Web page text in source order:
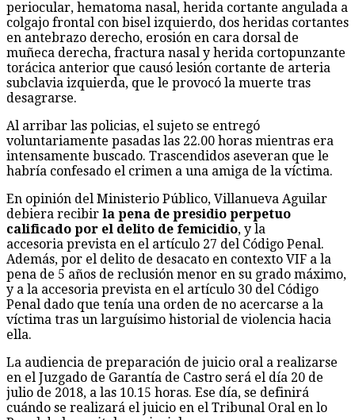
periocular, hematoma nasal, herida cortante angulada a
colgajo frontal con bisel izquierdo, dos heridas cortantes
en antebrazo derecho, erosión en cara dorsal de
muñeca derecha, fractura nasal y herida cortopunzante
torácica anterior que causó lesión cortante de arteria
subclavia izquierda, que le provocó la muerte tras
desagrarse.
Al arribar las policias, el sujeto se entregó
voluntariamente pasadas las 22.00 horas mientras era
intensamente buscado. Trascendidos aseveran que le
habría confesado el crimen a una amiga de la víctima.
En opinión del Ministerio Público, Villanueva Aguilar
debiera recibir la pena de presidio perpetuo
calificado por el delito de femicidio, y la
accesoria prevista en el artículo 27 del Código Penal.
Además, por el delito de desacato en contexto VIF a la
pena de 5 años de reclusión menor en su grado máximo,
y a la accesoria prevista en el artículo 30 del Código
Penal dado que tenía una orden de no acercarse a la
víctima tras un larguísimo historial de violencia hacia
ella.
La audiencia de preparación de juicio oral a realizarse
en el Juzgado de Garantía de Castro será el día 20 de
julio de 2018, a las 10.15 horas. Ese día, se definirá
cuándo se realizará el juicio en el Tribunal Oral en lo